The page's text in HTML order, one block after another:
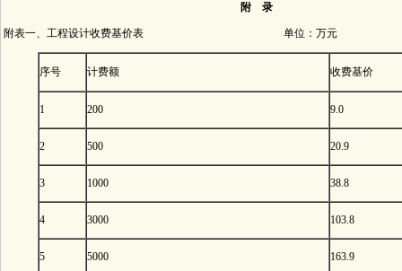
附 录
附表一、工程设计收费基价表 单位：万元
序号 计费额 收费基价
1 200 9.0
2 500 20.9
3 1000 38.8
4 3000 103.8
5 5000 163.9